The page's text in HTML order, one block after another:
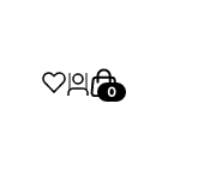
0